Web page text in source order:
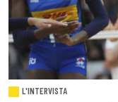
L'INTERVISTA